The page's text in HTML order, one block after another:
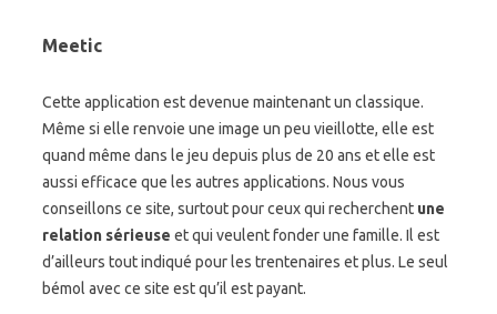
Meetic
Cette application est devenue maintenant un classique.
Même si elle renvoie une image un peu vieillotte, elle est
quand même dans le jeu depuis plus de 20 ans et elle est
aussi efficace que les autres applications. Nous vous
conseillons ce site, surtout pour ceux qui recherchent une
relation sérieuse et qui veulent fonder une famille. Il est
d’ailleurs tout indiqué pour les trentenaires et plus. Le seul
bémol avec ce site est qu’il est payant.